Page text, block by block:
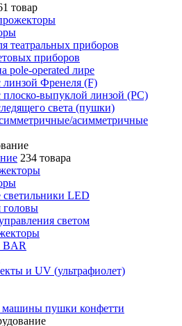
товар
театральных приборов
приборов
pole-operated лире
Френеля (F)
выпуклой линзой (PC)
света (пушки)
асимметричные
234 товара
LED
светом
BAR
и UV (ультрафиолет)
пушки конфетти